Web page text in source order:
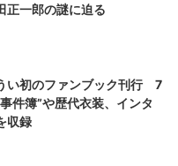
正一郎の謎に迫る
い初のファンブック刊行 7
件簿”や歴代衣装、インタ
収録